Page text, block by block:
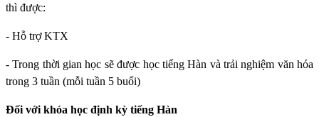
thì được:
- Hỗ trợ KTX
- Trong thời gian học sẽ được học tiếng Hàn và trải nghiệm văn hóa
trong 3 tuần (mỗi tuần 5 buổi)
Đối với khóa học định kỳ tiếng Hàn